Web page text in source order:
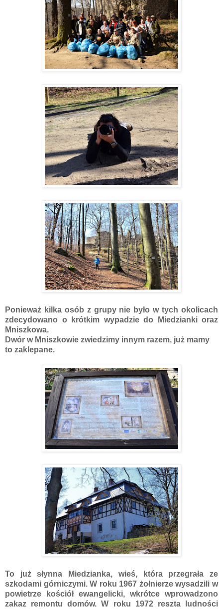
Ponieważ kilka osób z grupy nie było w tych okolicach
zdecydowano o krótkim wypadzie do Miedzianki oraz
Mniszkowa.
Dwór w Mniszkowie zwiedzimy innym razem, już mamy
to zaklepane.
To już słynna Miedzianka, wieś, która przegrała ze
szkodami górniczymi. W roku 1967 żołnierze wysadzili w
powietrze kościół ewangelicki, wkrótce wprowadzono
zakaz remontu domów. W roku 1972 reszta ludności